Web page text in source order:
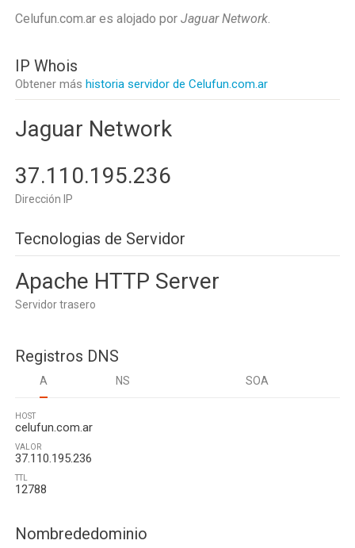
Celufun.com.ar es alojado por Jaguar Network.
IP Whois
Obtener más historia servidor de Celufun.com.ar
Jaguar Network
37.110.195.236
Dirección IP
Tecnologias de Servidor
Apache HTTP Server
Servidor trasero
Registros DNS
A NS SOA
HOST
celufun.com.ar
VALOR
37.110.195.236
TTL
12788
Nombrededominio